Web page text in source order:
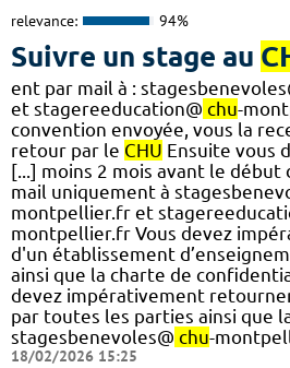
relevance: 94%
Suivre un stage au
ent par mail à :
et stagereeducation@ chu-
convention envoyée, vous la
retour par le CHU Ensuite vous
[...] moins 2 mois avant le
mail uniquement à
montpellier.fr et
montpellier.fr Vous devez
d'un établissement
ainsi que la charte de
devez impérativement
par toutes les parties ainsi que
stagesbenevoles@ chu-
18/02/2026 15:25